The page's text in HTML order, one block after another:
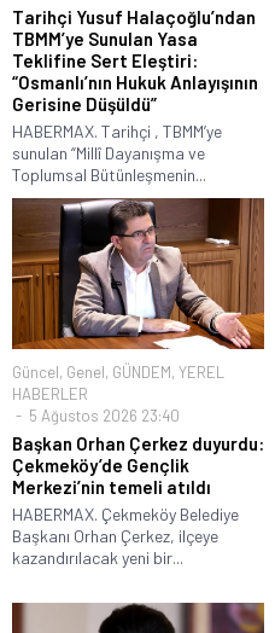
Tarihçi Yusuf Halaçoğlu’ndan
TBMM’ye Sunulan Yasa
Teklifine Sert Eleştiri:
“Osmanlı’nın Hukuk Anlayışının
Gerisine Düşüldü”
HABERMAX. Tarihçi , TBMM’ye
sunulan “Millî Dayanışma ve
Toplumsal Bütünleşmenin...
Güncel, Genel, GÜNDEM, YEREL
HABERLER
5 Ağustos 2026 23:40
Başkan Orhan Çerkez duyurdu:
Çekmeköy’de Gençlik
Merkezi’nin temeli atıldı
HABERMAX. Çekmeköy Belediye
Başkanı Orhan Çerkez, ilçeye
kazandırılacak yeni bir...